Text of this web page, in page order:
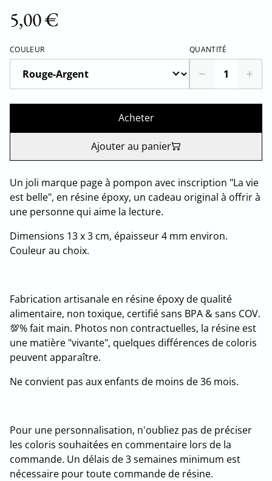
5,00 €
COULEUR QUANTITÉ
Acheter
Ajouter au panier
Un joli marque page à pompon avec inscription "La vie
est belle", en résine époxy, un cadeau original à offrir à
une personne qui aime la lecture.
Dimensions 13 x 3 cm, épaisseur 4 mm environ.
Couleur au choix.
Fabrication artisanale en résine époxy de qualité
alimentaire, non toxique, certifié sans BPA & sans COV.
💯% fait main. Photos non contractuelles, la résine est
une matière "vivante", quelques différences de coloris
peuvent apparaître.
Ne convient pas aux enfants de moins de 36 mois.
Pour une personnalisation, n'oubliez pas de préciser
les coloris souhaitées en commentaire lors de la
commande. Un délais de 3 semaines minimum est
nécessaire pour toute commande de résine.